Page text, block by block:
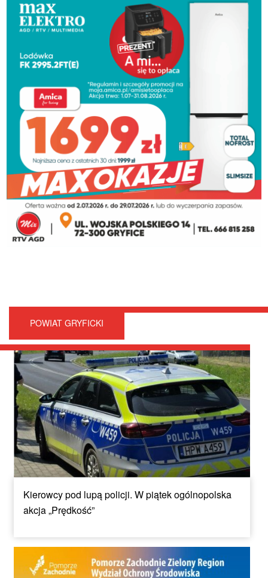
POWIAT GRYFICKI
Kierowcy pod lupą policji. W piątek ogólnopolska
akcja „Prędkość”